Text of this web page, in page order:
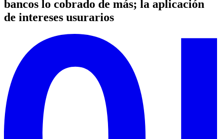
bancos lo cobrado de más; la aplicación
de intereses usurarios